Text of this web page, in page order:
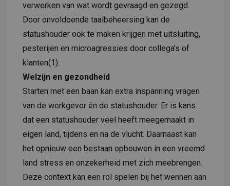
verwerken van wat wordt gevraagd en gezegd.
Door onvoldoende taalbeheersing kan de
statushouder ook te maken krijgen met uitsluiting,
pesterijen en microagressies door collega’s of
klanten(1).
Welzijn en gezondheid
Starten met een baan kan extra inspanning vragen
van de werkgever én de statushouder. Er is kans
dat een statushouder veel heeft meegemaakt in
eigen land, tijdens en na de vlucht. Daarnaast kan
het opnieuw een bestaan opbouwen in een vreemd
land stress en onzekerheid met zich meebrengen.
Deze context kan een rol spelen bij het wennen aan